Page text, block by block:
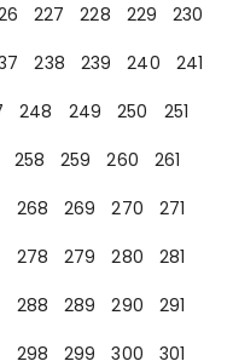
227 228 229
230
238 239 240
241
248 249 250
251
258 259 260
261
268 269 270
271
278 279 280
281
288 289 290
291
298 299 300 301